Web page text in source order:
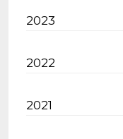
2023
2022
2021